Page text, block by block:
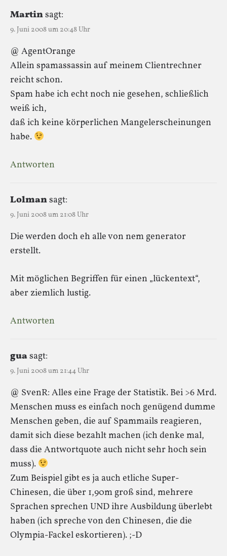
Martinsagt:
9. Juni 2008 um 20:48 Uhr
@ AgentOrange
Allein spamassassin auf meinem Clientrechner
reicht schon.
Spam habe ich echt noch nie gesehen, schließlich
weiß ich,
daß ich keine körperlichen Mangelerscheinungen
habe.
Antworten
Lolmansagt:
9. Juni 2008 um 21:08 Uhr
Die werden doch eh alle von nem generator
erstellt.
Mit möglichen Begriffen für einen „lückentext“,
aber ziemlich lustig.
Antworten
guasagt:
9. Juni 2008 um 21:44 Uhr
@ SvenR: Alles eine Frage der Statistik. Bei >6 Mrd.
Menschen muss es einfach noch genügend dumme
Menschen geben, die auf Spammails reagieren,
damit sich diese bezahlt machen (ich denke mal,
dass die Antwortquote auch nicht sehr hoch sein
muss).
Zum Beispiel gibt es ja auch etliche Super-
Chinesen, die über 1,90m groß sind, mehrere
Sprachen sprechen UND ihre Ausbildung überlebt
haben (ich spreche von den Chinesen, die die
Olympia-Fackel eskortieren). ;-D